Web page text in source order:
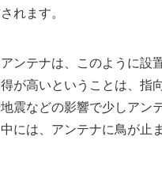
れます。
ンテナは、このように設
が高いということは、指
震などの影響で少しアン
には、アンテナに鳥が止